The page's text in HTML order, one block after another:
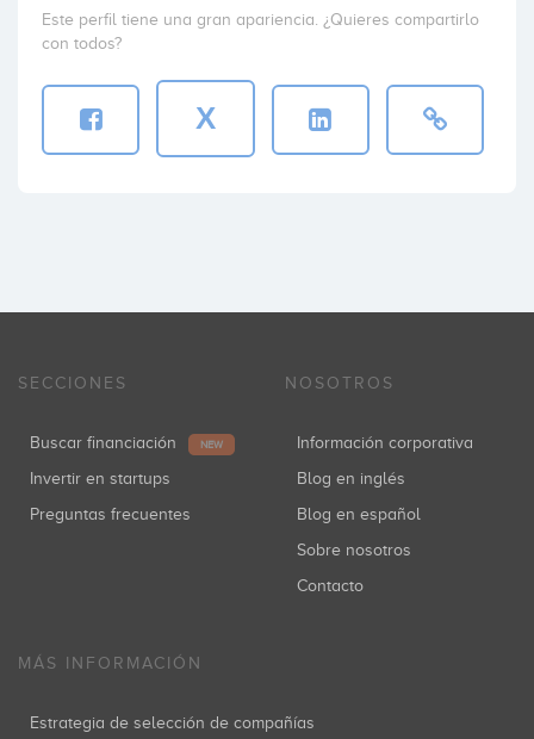
Este perfil tiene una gran apariencia. ¿Quieres compartirlo
con todos?
X
SECCIONES
Buscar financiación NEW
Invertir en startups
Preguntas frecuentes
NOSOTROS
Información corporativa
Blog en inglés
Blog en español
Sobre nosotros
Contacto
MÁS INFORMACIÓN
Estrategia de selección de compañías